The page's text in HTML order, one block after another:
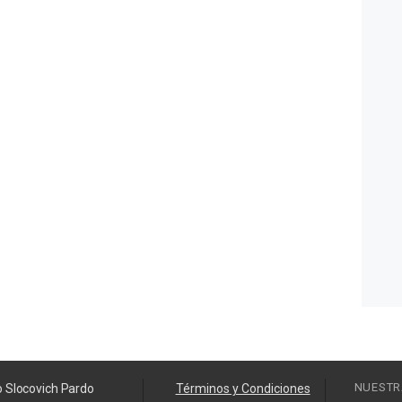
Slocovich Pardo Términos y Condiciones